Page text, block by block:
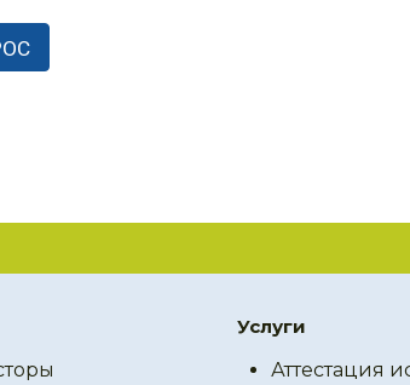
Услуги
Аттестация